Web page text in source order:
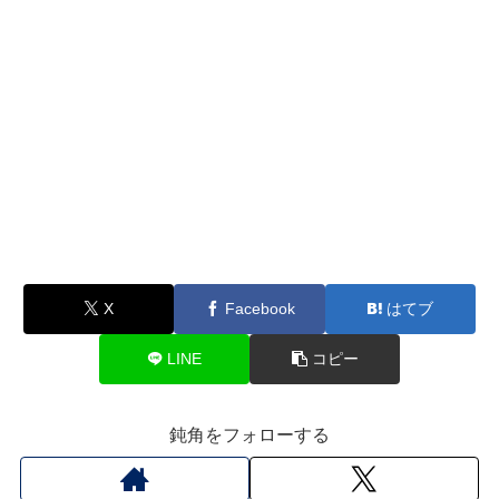
X Facebook はてブ
LINE コピー
鈍角をフォローする